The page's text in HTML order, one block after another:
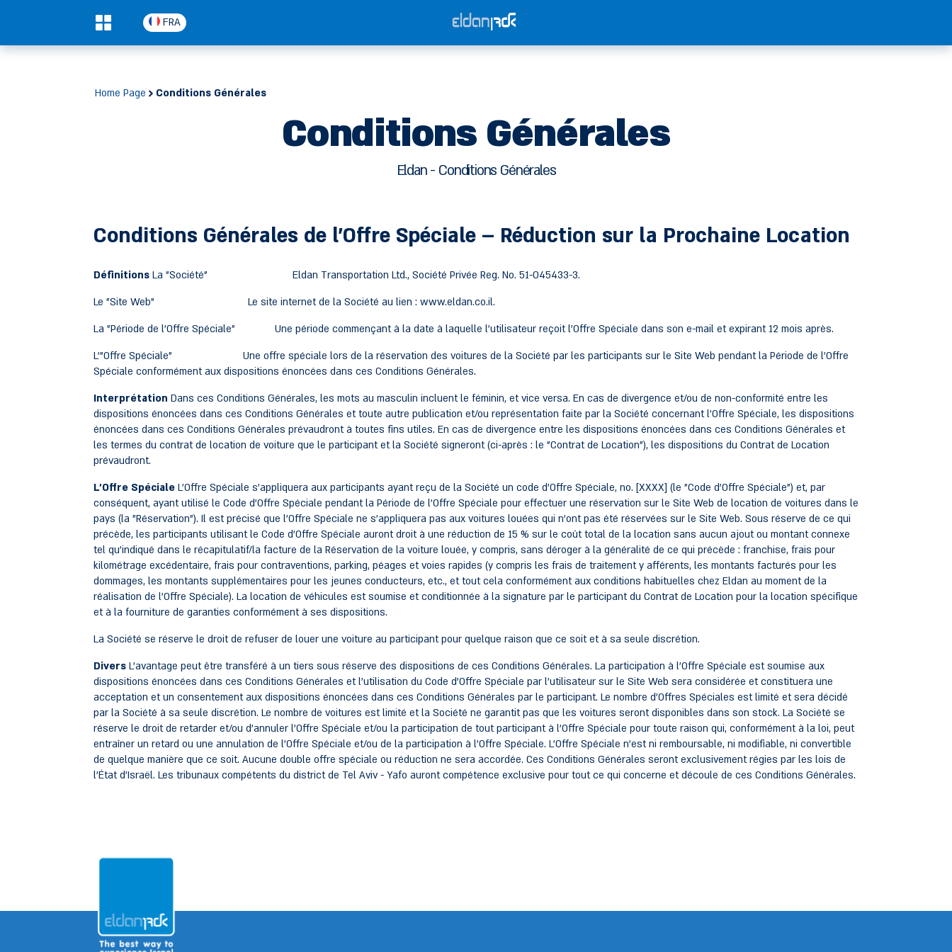
FRA
Home Page Conditions Générales
Conditions Générales
Eldan - Conditions Générales
Conditions Générales de l'Offre Spéciale – Réduction sur la Prochaine Location
Définitions La "Société" Eldan Transportation Ltd., Société Privée Reg. No. 51-045433-3.
Le "Site Web" Le site internet de la Société au lien : www.eldan.co.il.
La "Période de l'Offre Spéciale" Une période commençant à la date à laquelle l'utilisateur reçoit l'Offre Spéciale dans son e-mail et expirant 12 mois après.
L'"Offre Spéciale" Une offre spéciale lors de la réservation des voitures de la Société par les participants sur le Site Web pendant la Période de l'Offre
Spéciale conformément aux dispositions énoncées dans ces Conditions Générales.
Interprétation Dans ces Conditions Générales, les mots au masculin incluent le féminin, et vice versa. En cas de divergence et/ou de non-conformité entre les
dispositions énoncées dans ces Conditions Générales et toute autre publication et/ou représentation faite par la Société concernant l'Offre Spéciale, les dispositions
énoncées dans ces Conditions Générales prévaudront à toutes fins utiles. En cas de divergence entre les dispositions énoncées dans ces Conditions Générales et
les termes du contrat de location de voiture que le participant et la Société signeront (ci-après : le "Contrat de Location"), les dispositions du Contrat de Location
prévaudront.
L'Offre Spéciale L'Offre Spéciale s'appliquera aux participants ayant reçu de la Société un code d'Offre Spéciale, no. [XXXX] (le "Code d'Offre Spéciale") et, par
conséquent, ayant utilisé le Code d'Offre Spéciale pendant la Période de l'Offre Spéciale pour effectuer une réservation sur le Site Web de location de voitures dans le
pays (la "Réservation"). Il est précisé que l'Offre Spéciale ne s'appliquera pas aux voitures louées qui n'ont pas été réservées sur le Site Web. Sous réserve de ce qui
précède, les participants utilisant le Code d'Offre Spéciale auront droit à une réduction de 15 % sur le coût total de la location sans aucun ajout ou montant connexe
tel qu'indiqué dans le récapitulatif/la facture de la Réservation de la voiture louée, y compris, sans déroger à la généralité de ce qui précède : franchise, frais pour
kilométrage excédentaire, frais pour contraventions, parking, péages et voies rapides (y compris les frais de traitement y afférents, les montants facturés pour les
dommages, les montants supplémentaires pour les jeunes conducteurs, etc., et tout cela conformément aux conditions habituelles chez Eldan au moment de la
réalisation de l'Offre Spéciale). La location de véhicules est soumise et conditionnée à la signature par le participant du Contrat de Location pour la location spécifique
et à la fourniture de garanties conformément à ses dispositions.
La Société se réserve le droit de refuser de louer une voiture au participant pour quelque raison que ce soit et à sa seule discrétion.
Divers L'avantage peut être transféré à un tiers sous réserve des dispositions de ces Conditions Générales. La participation à l'Offre Spéciale est soumise aux
dispositions énoncées dans ces Conditions Générales et l'utilisation du Code d'Offre Spéciale par l'utilisateur sur le Site Web sera considérée et constituera une
acceptation et un consentement aux dispositions énoncées dans ces Conditions Générales par le participant. Le nombre d'Offres Spéciales est limité et sera décidé
par la Société à sa seule discrétion. Le nombre de voitures est limité et la Société ne garantit pas que les voitures seront disponibles dans son stock. La Société se
réserve le droit de retarder et/ou d'annuler l'Offre Spéciale et/ou la participation de tout participant à l'Offre Spéciale pour toute raison qui, conformément à la loi, peut
entraîner un retard ou une annulation de l'Offre Spéciale et/ou de la participation à l'Offre Spéciale. L'Offre Spéciale n'est ni remboursable, ni modifiable, ni convertible
de quelque manière que ce soit. Aucune double offre spéciale ou réduction ne sera accordée. Ces Conditions Générales seront exclusivement régies par les lois de
l'État d'Israël. Les tribunaux compétents du district de Tel Aviv - Yafo auront compétence exclusive pour tout ce qui concerne et découle de ces Conditions Générales.